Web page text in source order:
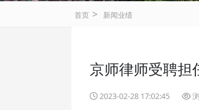
首页 > 新闻业绩
京师律师受聘担
2023-02-28 17:02:45